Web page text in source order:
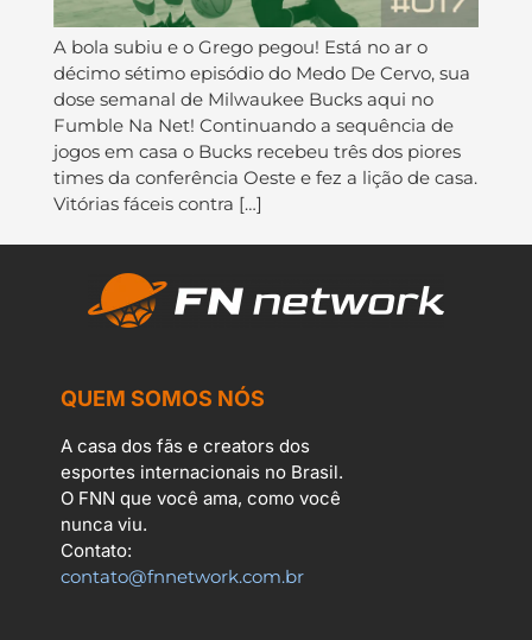
A bola subiu e o Grego pegou! Está no ar o
décimo sétimo episódio do Medo De Cervo, sua
dose semanal de Milwaukee Bucks aqui no
Fumble Na Net! Continuando a sequência de
jogos em casa o Bucks recebeu três dos piores
times da conferência Oeste e fez a lição de casa.
Vitórias fáceis contra […]
QUEM SOMOS NÓS
A casa dos fãs e creators dos
esportes internacionais no Brasil.
O FNN que você ama, como você
nunca viu.
Contato:
contato@fnnetwork.com.br